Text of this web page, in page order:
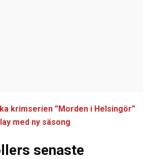
krimserien ”Morden i Helsingör”
med ny säsong
senaste